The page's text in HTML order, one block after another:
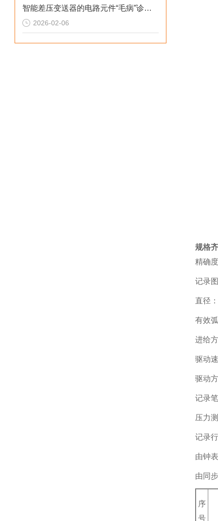
智能差压变送器的电路元件“毛病”诊断综述
2026-02-06
规格
精确
记录
直径
有效
进给
驱动
驱动
记录
压力
记录
由钟
由同
序
号